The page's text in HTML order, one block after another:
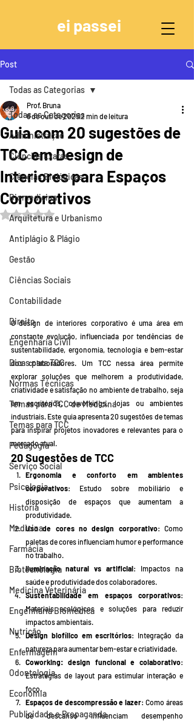
ei passei
Post
Todas as Categorias
Administração
Ciências Exatas
Ciências Biológicas
Biomedicina
Arquitetura e Urbanismo
Antiplágio & Plágio
Gestão
Ciências Sociais
Contabilidade
Direito
Engenharia Civil
Dicas para TCC
Normas Técnicas
Temas para TCC de Medicina
Temas para TCC
Pedagogia
Serviço Social
Psicologia
História
Medicina
Farmácia
Biotecnologia
Medicina Veterinária
Engenharia Biomédica
Nutrição
Enfermagem
Odontologia
Economia
Publicidade e Propaganda
Todas as Categorias
Guia com 20 sugestões de
TCC em Design de
Interiores para Espaços
Corporativos
Prof. Bruna
6 de out. de 20252 min de leitura
Avaliado com NaN de 5 estrelas.
O design de interiores corporativo é uma área em
constante evolução, influenciada por tendências de
sustentabilidade, ergonomia, tecnologia e bem-estar
dos colaboradores. Um TCC nessa área permite
explorar soluções que melhorem a produtividade,
criatividade e satisfação no ambiente de trabalho, seja
em escritórios, coworkings, lojas ou ambientes
industriais. Este guia apresenta 20 sugestões de temas
para inspirar projetos inovadores e relevantes para o
mercado atual.
20 Sugestões de TCC
Ergonomia e conforto em ambientes
corporativos: Estudo sobre mobiliário e
disposição de espaços que aumentam a
produtividade.
Uso de cores no design corporativo: Como
paletas de cores influenciam humor e performance
no trabalho.
Iluminação natural vs artificial: Impactos na
saúde e produtividade dos colaboradores.
Sustentabilidade em espaços corporativos:
Materiais ecológicos e soluções para reduzir
impactos ambientais.
Design biofílico em escritórios: Integração da
natureza para aumentar bem-estar e criatividade.
Coworking: design funcional e colaborativo:
Estratégias de layout para estimular interação e
foco.
Espaços de descompressão e lazer: Como áreas
de descanso influenciam desempenho